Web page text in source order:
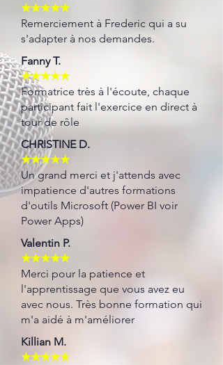
★★★★★
Remerciement à Frederic qui a su
s'adapter à nos demandes.
Fanny T.
★★★★★
Formatrice très à l'écoute, chaque
participant fait l'exercice en direct à
tour de rôle
CHRISTINE D.
★★★★★
Un grand merci et j'attends avec
impatience d'autres formations
d'outils Microsoft (Power BI voir
Power Apps)
Valentin P.
★★★★★
Merci pour la patience et
l'apprentissage que vous avez eu
avec nous. Très bonne formation qui
m'a aidé à m'améliorer
Killian M.
★★★★★